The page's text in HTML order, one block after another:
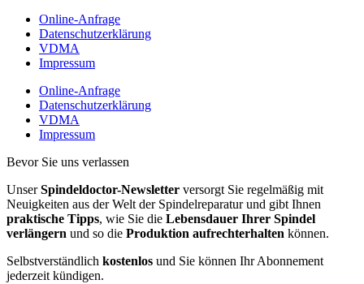
Online-Anfrage
Datenschutzerklärung
VDMA
Impressum
Online-Anfrage
Datenschutzerklärung
VDMA
Impressum
Bevor Sie uns verlassen
UnserSpindeldoctor-Newsletter versorgt Sie regelmäßig mit
Neuigkeiten aus der Welt der Spindelreparatur und gibt Ihnen
praktische Tipps, wie Sie die Lebensdauer Ihrer Spindel
verlängern und so die Produktion aufrechterhalten können.
Selbstverständlich kostenlos und Sie können Ihr Abonnement
jederzeit kündigen.